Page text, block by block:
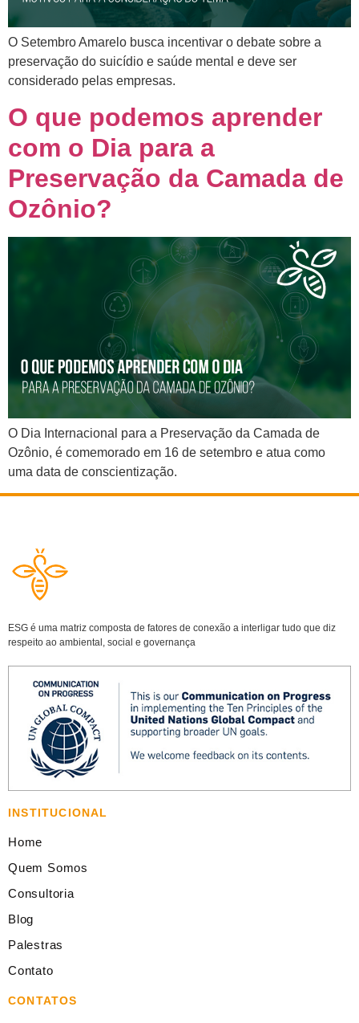
O Setembro Amarelo busca incentivar o debate sobre a
preservação do suicídio e saúde mental e deve ser
considerado pelas empresas.
O que podemos aprender
com o Dia para a
Preservação da Camada de
Ozônio?
O Dia Internacional para a Preservação da Camada de
Ozônio, é comemorado em 16 de setembro e atua como
uma data de conscientização.
ESG é uma matriz composta de fatores de conexão a interligar tudo que diz
respeito ao ambiental, social e governança
INSTITUCIONAL
Home
Quem Somos
Consultoria
Blog
Palestras
Contato
CONTATOS